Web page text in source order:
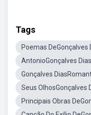
Tags
Poemas DeGonçalves
AntonioGonçalves Dias
Gonçalves
Seus OlhosGonçalves
Principais Obras